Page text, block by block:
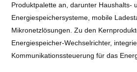
Produktpalette an, darunter Haushalts-
Energiespeichersysteme, mobile
Mikronetzlösungen. Zu den
Energiespeicher-Wechselrichter,
Kommunikationssteuerung für das